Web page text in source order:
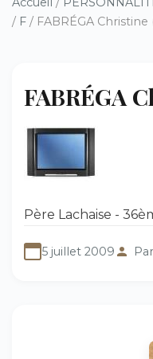
/ F / FABRÉGA Christine
FABRÉGA
Père Lachaise -
5 juillet 2009 Par